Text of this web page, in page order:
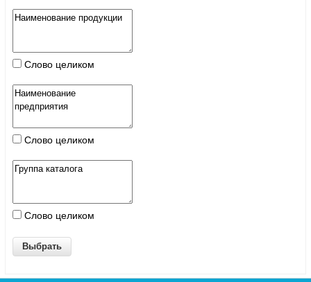
Слово целиком
Слово целиком
Слово целиком